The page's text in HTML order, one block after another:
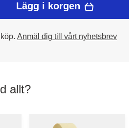
Lägg i korgen
Anmäl dig till vårt nyhetsbrev
allt?